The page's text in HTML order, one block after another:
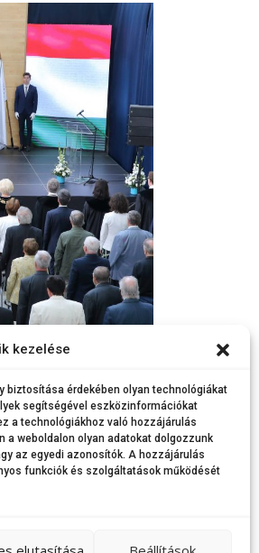
kezelése
biztosítása érdekében olyan technológiákat
segítségével eszközinformációkat
a technológiákhoz való hozzájárulás
a weboldalon olyan adatokat dolgozzunk
az egyedi azonosítók. A hozzájárulás
funkciók és szolgáltatások működését